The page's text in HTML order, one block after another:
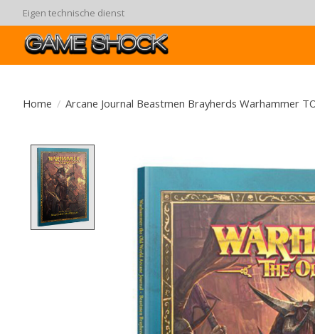
Eigen technische dienst
Home / Arcane Journal Beastmen Brayherds Warhammer